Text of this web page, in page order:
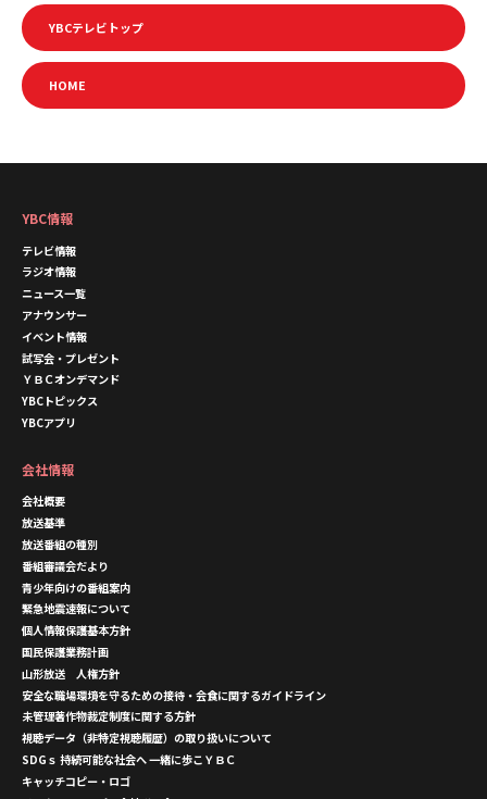
YBCテレビトップ
HOME
YBC情報
テレビ情報
ラジオ情報
ニュース一覧
アナウンサー
イベント情報
試写会・プレゼント
ＹＢＣオンデマンド
YBCトピックス
YBCアプリ
会社情報
会社概要
放送基準
放送番組の種別
番組審議会だより
青少年向けの番組案内
緊急地震速報について
個人情報保護基本方針
国民保護業務計画
山形放送 人権方針
安全な職場環境を守るための接待・会食に関するガイドライン
未管理著作物裁定制度に関する方針
視聴データ（非特定視聴履歴）の取り扱いについて
SDGｓ 持続可能な社会へ 一緒に歩こＹＢＣ
キャッチコピー・ロゴ